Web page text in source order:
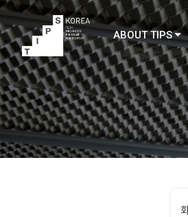
TIPS
ABOUT TIPS